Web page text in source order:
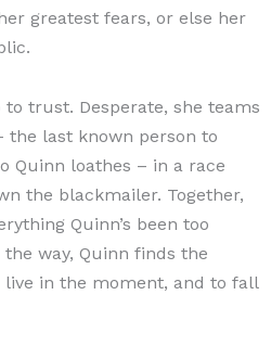
greatest fears, or else her
to trust. Desperate, she teams
the last known person to
Quinn loathes – in a race
the blackmailer. Together,
Quinn’s been too
way, Quinn finds the
live in the moment, and to fall